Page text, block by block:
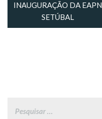
INAUGURAÇÃO DA EAPN
SETÚBAL